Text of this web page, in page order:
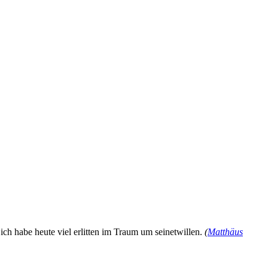
habe heute viel erlitten im Traum um seinetwillen. (Matthäus